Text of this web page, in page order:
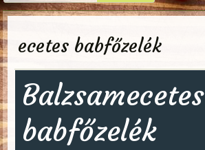
ecetes babfőzelék
Balzsamecetes
babfőzelék